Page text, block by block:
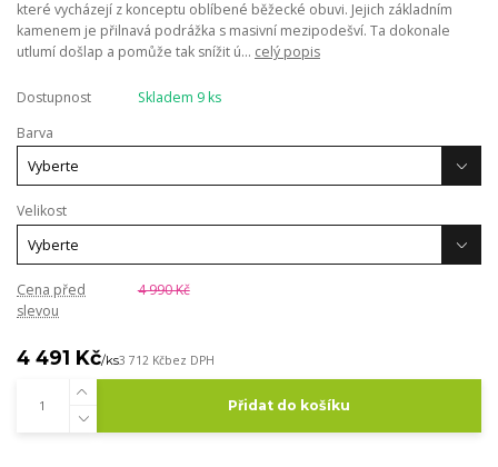
které vycházejí z konceptu oblíbené běžecké obuvi. Jejich základním
kamenem je přilnavá podrážka s masivní mezipodešví. Ta dokonale
utlumí došlap a pomůže tak snížit ú... celý popis
Dostupnost
Skladem 9 ks
Barva
Velikost
Cena před
slevou
4 990 Kč
4 491 Kč/ks3 712 Kčbez DPH
Přidat do košíku